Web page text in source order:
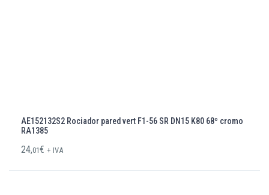
AE152132S2 Rociador pared vert F1-56 SR DN15 K80 68º cromo
RA1385
24,01€ + IVA